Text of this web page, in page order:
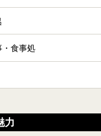
・食事処
力